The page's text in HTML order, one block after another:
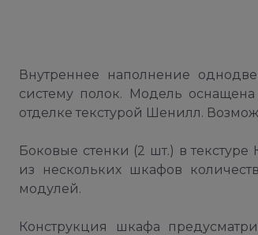
Внутреннее наполнение
систему полок. Модель
отделке текстурой Шенилл.
Боковые стенки (2 шт.) в
из нескольких шкафов
модулей.
Конструкция шкафа